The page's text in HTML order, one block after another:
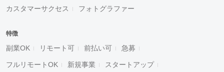
カスタマーサクセス フォトグラファー
特徴
副業OK リモート可 前払い可 急募
フルリモートOK 新規事業 スタートアップ